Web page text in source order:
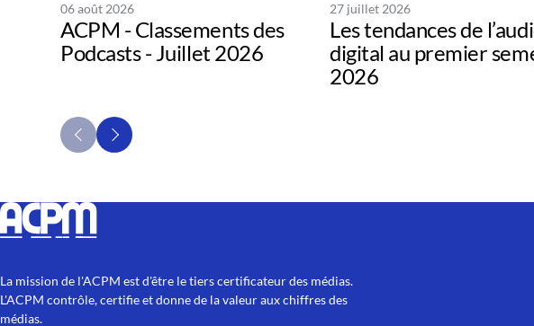
06 août 2026
ACPM - Classements des
Podcasts - Juillet 2026
27 juillet 2026
Les tendances de
digital au premier
2026
La mission de l'ACPM est d'être le tiers certificateur des médias.
L'ACPM contrôle, certifie et donne de la valeur aux chiffres des
médias.